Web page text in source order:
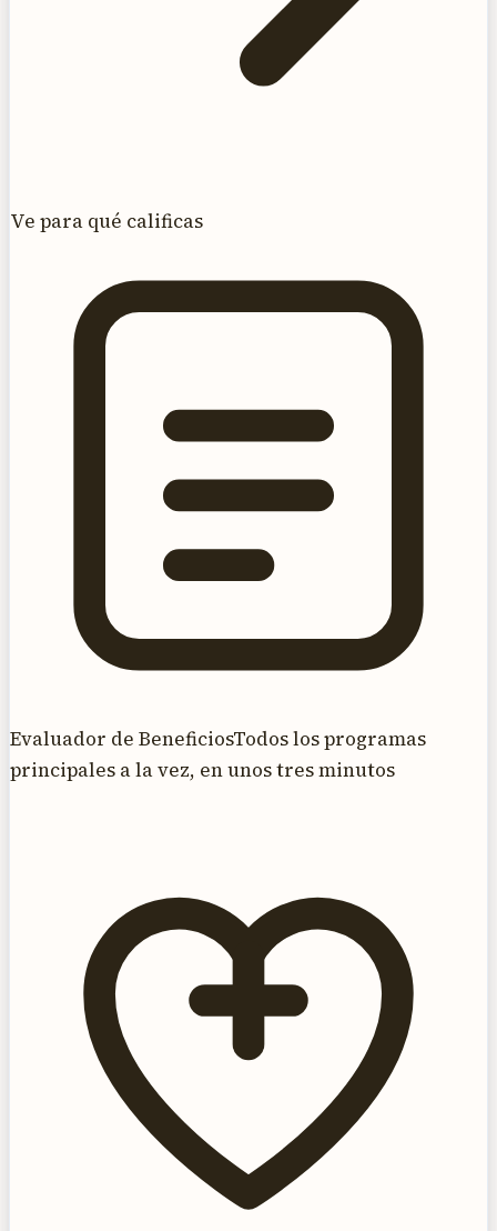
Ve para qué calificas
Evaluador de BeneficiosTodos los programas
principales a la vez, en unos tres minutos